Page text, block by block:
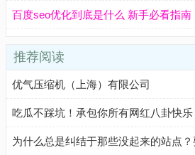
百度seo优化到底是什么 新手必看指南
推荐阅读
优气压缩机（上海）有限公司
吃瓜不踩坑！承包你所有网红八卦快乐